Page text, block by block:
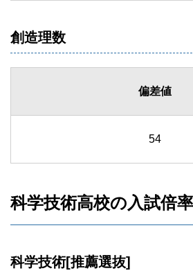
創造理数
偏差値
54
科学技術高校の入試倍
科学技術[推薦選抜]